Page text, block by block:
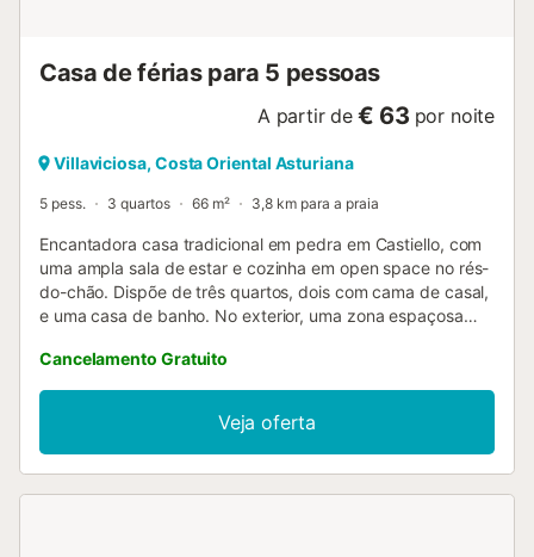
Casa de férias para 5 pessoas
A partir de € 63 por noite
Villaviciosa, Costa Oriental Asturiana
5 pess. 3 quartos 66 m² 3,8 km para a praia
Encantadora casa tradicional em pedra em Castiello, com
uma ampla sala de estar e cozinha em open space no rés-
do-chão. Dispõe de três quartos, dois com cama de casal,
e uma casa de banho. No exterior, uma zona espaçosa
das vistas deslumbrantes da região....
Cancelamento Gratuito
Veja oferta